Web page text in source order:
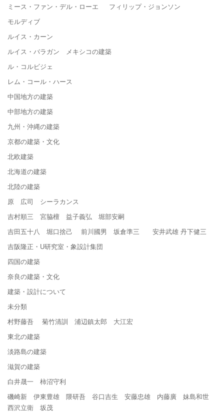
ミース・ファン・デル・ローエ フィリップ・ジョンソン
モルディブ
ルイス・カーン
ルイス・バラガン メキシコの建築
ル・コルビジェ
レム・コール・ハース
中国地方の建築
中部地方の建築
九州・沖縄の建築
京都の建築・文化
北欧建築
北海道の建築
北陸の建築
原 広司 シーラカンス
吉村順三 宮脇檀 益子義弘 堀部安嗣
吉田五十八 堀口捨己 前川國男 坂倉準三 安井武雄 丹下健三
吉阪隆正・U研究室・象設計集団
四国の建築
奈良の建築・文化
建築・設計について
未分類
村野藤吾 菊竹清訓 浦辺鎮太郎 大江宏
東北の建築
淡路島の建築
滋賀の建築
白井晟一 柿沼守利
磯崎新 伊東豊雄 隈研吾 谷口吉生 安藤忠雄 内藤廣 妹島和世
西沢立衛 坂茂